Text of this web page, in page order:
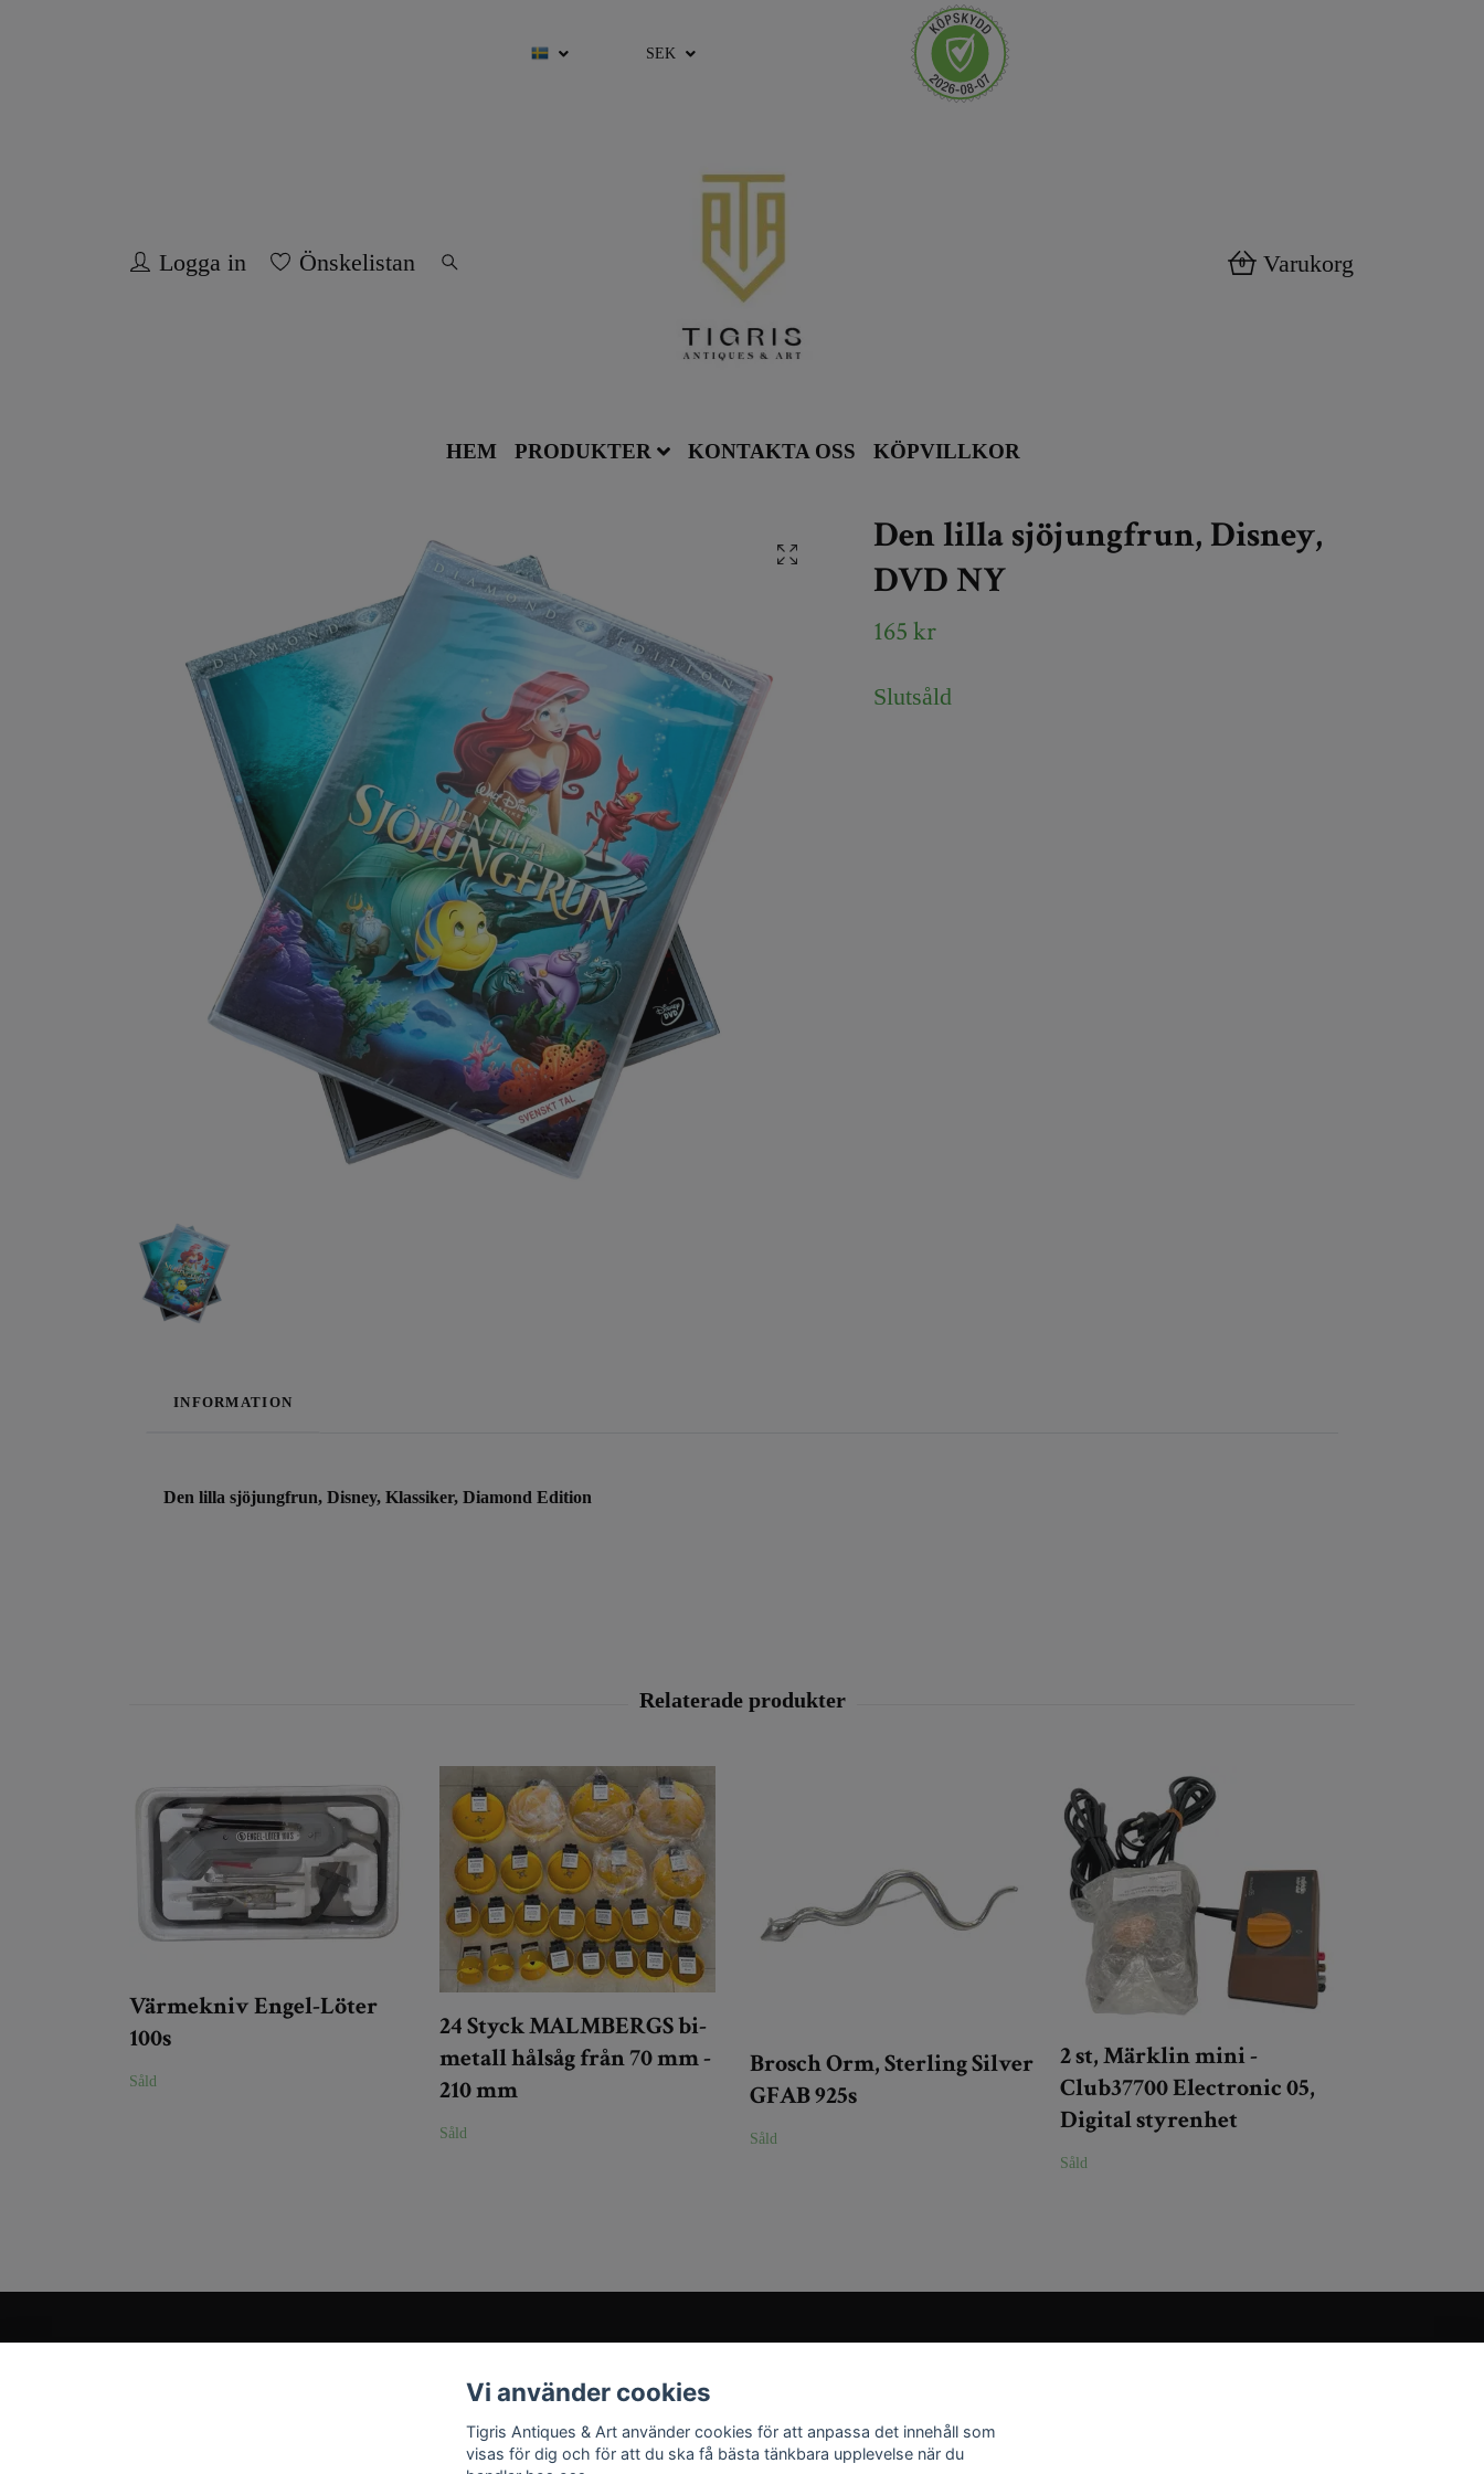
SEK
Logga in Önskelistan 0 Varukorg
HEM PRODUKTER KONTAKTA OSS KÖPVILLKOR
Den lilla sjöjungfrun, Disney,
DVD NY
165 kr
Slutsåld
INFORMATION
Den lilla sjöjungfrun, Disney, Klassiker, Diamond Edition
Värmekniv Engel-Löter
100s
Såld
24 Styck MALMBERGS bi-
metall hålsåg från 70 mm -
210 mm
Såld
Brosch Orm, Sterling Silver
GFAB 925s
Såld
2 st, Märklin mini -
Club37700 Electronic 05,
Digital styrenhet
Såld
Info@tigrisantiques.com
YouTube
Vi använder cookies
Tigris Antiques & Art använder cookies för att anpassa det innehåll som
visas för dig och för att du ska få bästa tänkbara upplevelse när du